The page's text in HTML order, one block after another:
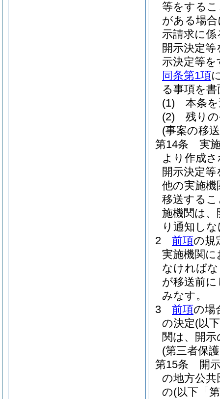
等をする
がある場
示請求に
開示決定
示決定等
同条第1項
る事項を
(1)
本条
(2)
残り
(事案の移
第14条
実
より作成
開示決定
他の実施
移送する
施機関は
り通知し
2
前項の規
実施機関
なければ
が移送前
みなす。
3
前項の場
の決定(以
関は、開
(第三者保
第15条
開
の地方公共
の(以下「